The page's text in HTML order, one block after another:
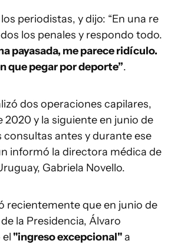
periodistas, y dijo: “En una re
los penales y respondo todo.
payasada, me parece ridículo.
que pegar por deporte”.
dos operaciones capilares,
2020 y la siguiente en junio de
consultas antes y durante ese
informó la directora médica de
Gabriela Novello.
recientemente que en junio de
la Presidencia, Álvaro
"ingreso excepcional"a